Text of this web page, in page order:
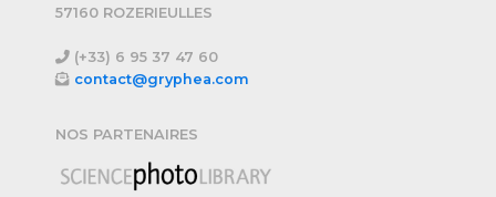
57160 ROZERIEULLES
(+33) 6 95 37 47 60
contact@gryphea.com
NOS PARTENAIRES